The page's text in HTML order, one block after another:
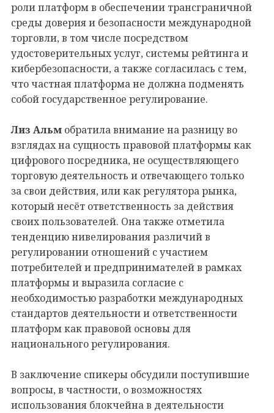
роли платформ в обеспечении трансграничной
среды доверия и безопасности международной
торговли, в том числе посредством
удостоверительных услуг, системы рейтинга и
кибербезопасности, а также согласилась с тем,
что частная платформа не должна подменять
собой государственное регулирование.
Лиз Альм обратила внимание на разницу во
взглядах на сущность правовой платформы как
цифрового посредника, не осуществляющего
торговую деятельность и отвечающего только
за свои действия, или как регулятора рынка,
который несёт ответственность за действия
своих пользователей. Она также отметила
тенденцию нивелирования различий в
регулировании отношений с участием
потребителей и предпринимателей в рамках
платформы и выразила согласие с
необходимостью разработки международных
стандартов деятельности и ответственности
платформ как правовой основы для
национального регулирования.
В заключение спикеры обсудили поступившие
вопросы, в частности, о возможностях
использования блокчейна в деятельности